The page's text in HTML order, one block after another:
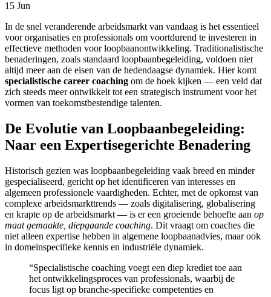
15 Jun
In de snel veranderende arbeidsmarkt van vandaag is het essentieel
voor organisaties en professionals om voortdurend te investeren in
effectieve methoden voor loopbaanontwikkeling. Traditionalistische
benaderingen, zoals standaard loopbaanbegeleiding, voldoen niet
altijd meer aan de eisen van de hedendaagse dynamiek. Hier komt
specialistische career coaching om de hoek kijken — een veld dat
zich steeds meer ontwikkelt tot een strategisch instrument voor het
vormen van toekomstbestendige talenten.
De Evolutie van Loopbaanbegeleiding:
Naar een Expertisegerichte Benadering
Historisch gezien was loopbaanbegeleiding vaak breed en minder
gespecialiseerd, gericht op het identificeren van interesses en
algemeen professionele vaardigheden. Echter, met de opkomst van
complexe arbeidsmarkttrends — zoals digitalisering, globalisering
en krapte op de arbeidsmarkt — is er een groeiende behoefte aan op
maat gemaakte, diepgaande coaching. Dit vraagt om coaches die
niet alleen expertise hebben in algemene loopbaanadvies, maar ook
in domeinspecifieke kennis en industriële dynamiek.
“Specialistische coaching voegt een diep krediet toe aan
het ontwikkelingsproces van professionals, waarbij de
focus ligt op branche-specifieke competenties en